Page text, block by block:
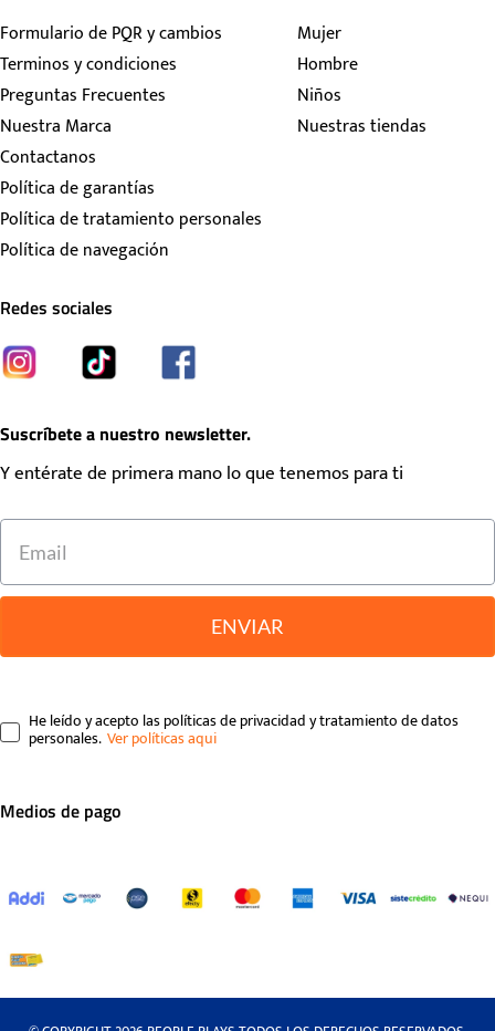
Formulario de PQR y cambios
Terminos y condiciones
Preguntas Frecuentes
Nuestra Marca
Contactanos
Política de garantías
Política de tratamiento personales
Política de navegación
Mujer
Hombre
Niños
Nuestras tiendas
Redes sociales
Suscríbete a nuestro newsletter.
Y entérate de primera mano lo que tenemos para ti
ENVIAR
He leído y acepto las políticas de privacidad y tratamiento de datos
personales.
Medios de pago